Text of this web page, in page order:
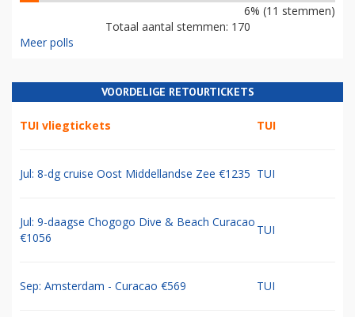
6% (11 stemmen)
Totaal aantal stemmen: 170
Meer polls
VOORDELIGE RETOURTICKETS
TUI vliegtickets TUI
Jul: 8-dg cruise Oost Middellandse Zee €1235 TUI
Jul: 9-daagse Chogogo Dive & Beach Curacao
€1056
TUI
Sep: Amsterdam - Curacao €569 TUI